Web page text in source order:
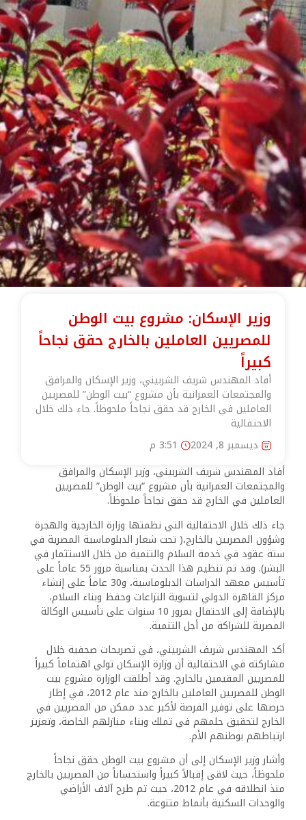
وزير الإسكان: مشروع بيت الوطن
للمصريين العاملين بالخارج حقق نجاحاً
كبيراً
أفاد المهندس شريف الشربيني، وزير الإسكان والمرافق
والمجتمعات العمرانية بأن مشروع “بيت الوطن” للمصريين
العاملين في الخارج قد حقق نجاحاً ملحوظاً. جاء ذلك خلال
الاحتفالية
ديسمبر 8, 2024
3:51 م
أفاد المهندس شريف الشربيني، وزير الإسكان والمرافق
والمجتمعات العمرانية بأن مشروع “بيت الوطن” للمصريين
العاملين في الخارج قد حقق نجاحاً ملحوظاً.
جاء ذلك خلال الاحتفالية التي نظمتها وزارة الخارجية والهجرة
وشؤون المصريين بالخارج،( تحت شعار الدبلوماسية المصرية في
ستة عقود في خدمة السلام والتنمية من خلال الاستثمار في
البشر). وقد تم تنظيم هذا الحدث بمناسبة مرور 55 عاماً على
تأسيس معهد الدراسات الدبلوماسية، و30 عاماً على إنشاء
مركز القاهرة الدولي لتسوية النزاعات وحفظ وبناء السلام،
بالإضافة إلى الاحتفال بمرور 10 سنوات على تأسيس الوكالة
المصرية للشراكة من أجل التنمية.
أكد المهندس شريف الشربيني، في تصريحات صحفية خلال
مشاركته في الاحتفالية أن وزارة الإسكان تولي اهتماماً كبيراً
للمصريين المقيمين بالخارج. وقد أطلقت الوزارة مشروع بيت
الوطن للمصريين العاملين بالخارج منذ عام 2012، في إطار
حرصها على توفير الفرصة لأكبر عدد ممكن من المصريين في
الخارج لتحقيق حلمهم في تملك وبناء منازلهم الخاصة، وتعزيز
ارتباطهم بوطنهم الأم.
وأشار وزير الإسكان إلى أن مشروع بيت الوطن حقق نجاحاً
ملحوظاً، حيث لاقى إقبالاً كبيراً واستحساناً من المصريين بالخارج
منذ انطلاقه في عام 2012، حيث تم طرح آلاف الأراضي
والوحدات السكنية بأنماط متنوعة.